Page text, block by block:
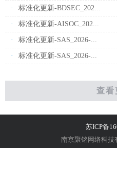
· 标准化更新-BDSEC_202...
· 标准化更新-AISOC_202...
· 标准化更新-SAS_2026-...
· 标准化更新-SAS_2026-...
查看
苏ICP备
南京聚铭网络科技